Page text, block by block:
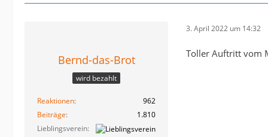
Bernd-das-Brot
wird bezahlt
Reaktionen
962
Beiträge
1.810
Lieblingsverein
3. April 2022 um 14:32
Toller Auftritt vom